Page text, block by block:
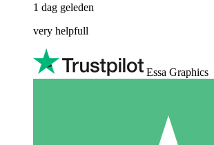
1 dag geleden
very helpfull
Essa Graphics